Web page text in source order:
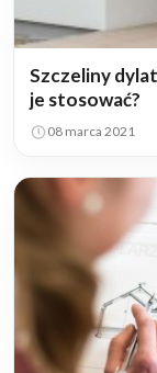
Szczeliny
je stosować?
08 marca 2021